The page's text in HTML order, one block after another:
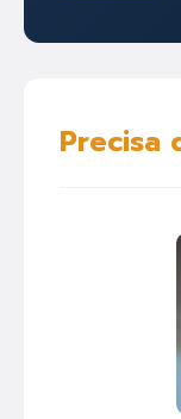
Precisa